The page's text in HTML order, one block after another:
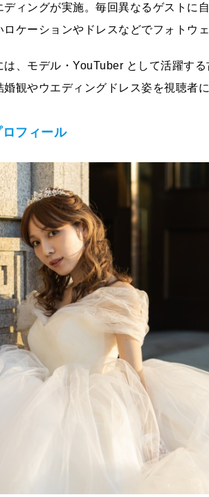
ディングが実施。毎回異なるゲストに
ロケーションやドレスなどでフォトウ
は、モデル・YouTuber として活躍す
婚観やウエディングドレス姿を視聴者
フィール